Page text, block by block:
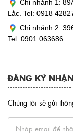
Chi nhánh 1:
Lắc. Tel: 0918
Chi nhánh 2:
Tel: 0901 063686
ĐĂNG KÝ
Chúng tôi sẽ gửi